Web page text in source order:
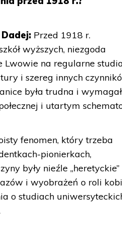
Przed 1918 r.
wyższych, niezgoda
na regularne
i szereg innych
była trudna i
i utartym
fenomen, który trzeba
pionierkach,
były nieźle
i wyobrażeń o roli
o studiach